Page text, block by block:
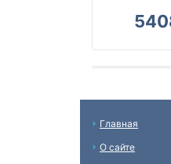
Главная
О сайте